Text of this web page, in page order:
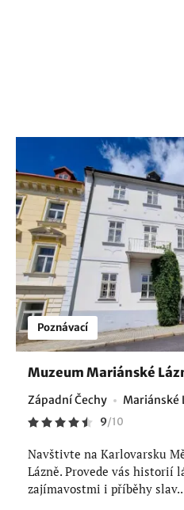
Poznávací
Muzeum Mariánské
Západní Čechy Mariánské
9/10
Navštivte na Karlovarsku
Lázně. Provede vás historií
zajímavostmi i příběhy